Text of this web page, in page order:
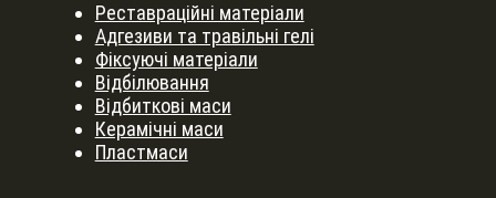
Реставраційні матеріали
Адгезиви та травільні гелі
Фіксуючі матеріали
Відбілювання
Відбиткові маси
Керамічні маси
Пластмаси